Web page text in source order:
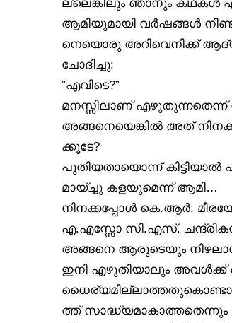
ആമിയുമായി വർഷങ്ങൾ
നെയൊരു അറിവെനിക്ക്
ചോദിച്ചു:
”എവിടെ?”
മനസ്സിലാണ് എഴുതുന്നതെന്ന്
അങ്ങനെയെങ്കിൽ അത്
ക്കൂടേ?
പുതിയതായൊന്ന് കിട്ടിയാൽ
മായ്ച്ചു കളയുമെന്ന് ആമി…
നിനക്കപ്പോൾ കെ.ആർ.
എ.എസ്സോ സി.എസ്.
അങ്ങനെ ആരുടെയും
ഇനി എഴുതിയാലും അവൾക്ക്
ത്ത് സാദ്ധ്യമാകാത്തതെന്നും